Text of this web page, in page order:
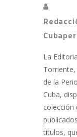
La
de la
Cuba,
colección
títulos,